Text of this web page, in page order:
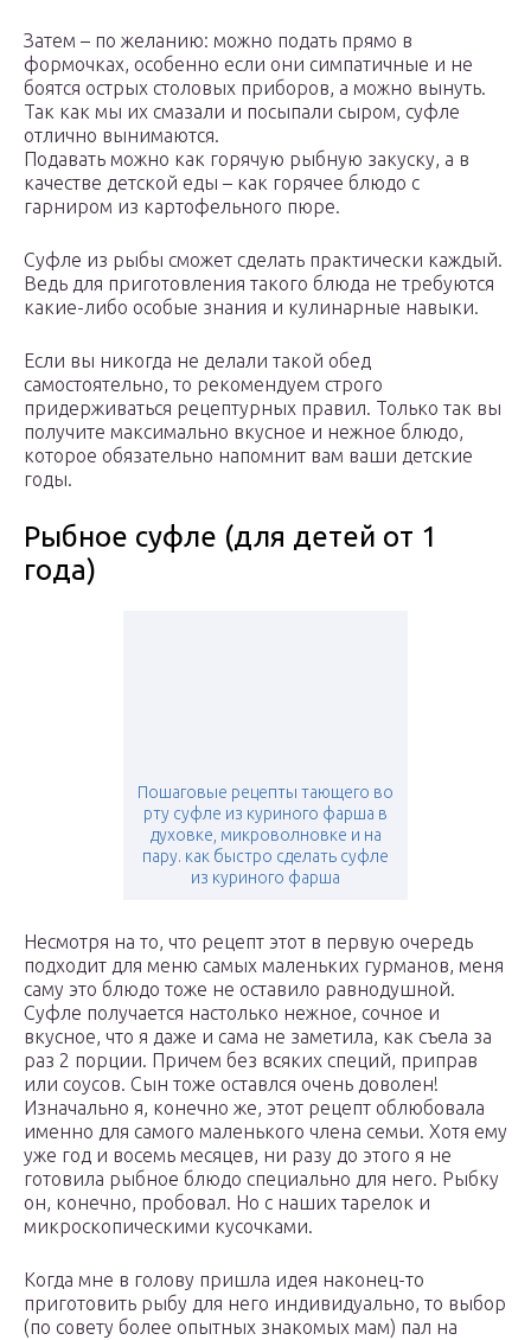
Затем – по желанию: можно подать прямо в
формочках, особенно если они симпатичные и не
боятся острых столовых приборов, а можно вынуть.
Так как мы их смазали и посыпали сыром, суфле
отлично вынимаются.
Подавать можно как горячую рыбную закуску, а в
качестве детской еды – как горячее блюдо с
гарниром из картофельного пюре.
Суфле из рыбы сможет сделать практически каждый.
Ведь для приготовления такого блюда не требуются
какие-либо особые знания и кулинарные навыки.
Если вы никогда не делали такой обед
самостоятельно, то рекомендуем строго
придерживаться рецептурных правил. Только так вы
получите максимально вкусное и нежное блюдо,
которое обязательно напомнит вам ваши детские
годы.
Рыбное суфле (для детей от 1
года)
Пошаговые рецепты тающего во
рту суфле из куриного фарша в
духовке, микроволновке и на
пару. как быстро сделать суфле
из куриного фарша
Несмотря на то, что рецепт этот в первую очередь
подходит для меню самых маленьких гурманов, меня
саму это блюдо тоже не оставило равнодушной.
Суфле получается настолько нежное, сочное и
вкусное, что я даже и сама не заметила, как съела за
раз 2 порции. Причем без всяких специй, приправ
или соусов. Сын тоже оставлся очень доволен!
Изначально я, конечно же, этот рецепт облюбовала
именно для самого маленького члена семьи. Хотя ему
уже год и восемь месяцев, ни разу до этого я не
готовила рыбное блюдо специально для него. Рыбку
он, конечно, пробовал. Но с наших тарелок и
микроскопическими кусочками.
Когда мне в голову пришла идея наконец-то
приготовить рыбу для него индивидуально, то выбор
(по совету более опытных знакомых мам) пал на